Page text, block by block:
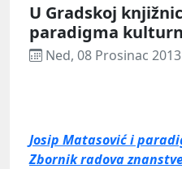
U Gradskoj
paradigma
Ned, 08 Prosinac 2013
Josip Matasović i
Zbornik radova